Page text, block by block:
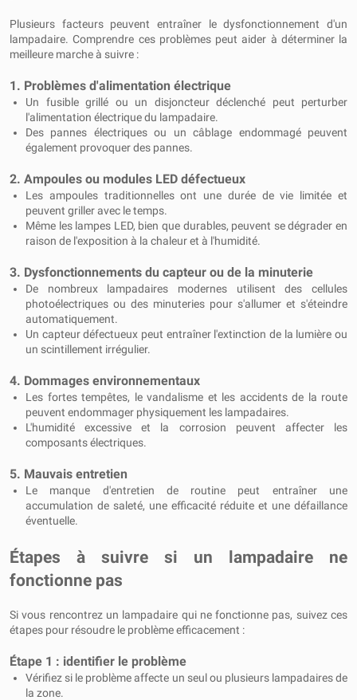
Plusieurs facteurs peuvent entraîner le dysfonctionnement d'un
lampadaire. Comprendre ces problèmes peut aider à déterminer la
meilleure marche à suivre :
1. Problèmes d'alimentation électrique
Un fusible grillé ou un disjoncteur déclenché peut perturber
l'alimentation électrique du lampadaire.
Des pannes électriques ou un câblage endommagé peuvent
également provoquer des pannes.
2. Ampoules ou modules LED défectueux
Les ampoules traditionnelles ont une durée de vie limitée et
peuvent griller avec le temps.
Même les lampes LED, bien que durables, peuvent se dégrader en
raison de l'exposition à la chaleur et à l'humidité.
3. Dysfonctionnements du capteur ou de la minuterie
De nombreux lampadaires modernes utilisent des cellules
photoélectriques ou des minuteries pour s'allumer et s'éteindre
automatiquement.
Un capteur défectueux peut entraîner l'extinction de la lumière ou
un scintillement irrégulier.
4. Dommages environnementaux
Les fortes tempêtes, le vandalisme et les accidents de la route
peuvent endommager physiquement les lampadaires.
L'humidité excessive et la corrosion peuvent affecter les
composants électriques.
5. Mauvais entretien
Le manque d'entretien de routine peut entraîner une
accumulation de saleté, une efficacité réduite et une défaillance
éventuelle.
Étapes à suivre si un lampadaire ne
fonctionne pas
Si vous rencontrez un lampadaire qui ne fonctionne pas, suivez ces
étapes pour résoudre le problème efficacement :
Étape 1 : identifier le problème
Vérifiez si le problème affecte un seul ou plusieurs lampadaires de
la zone.